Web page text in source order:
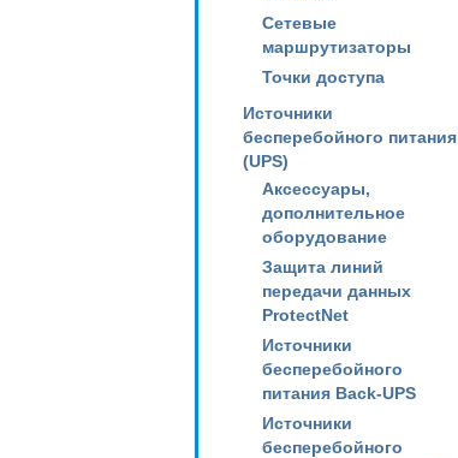
Сетевые
маршрутизаторы
Точки доступа
Источники
бесперебойного питания
(UPS)
Аксессуары,
дополнительное
оборудование
Защита линий
передачи данных
ProtectNet
Источники
бесперебойного
питания Back-UPS
Источники
бесперебойного